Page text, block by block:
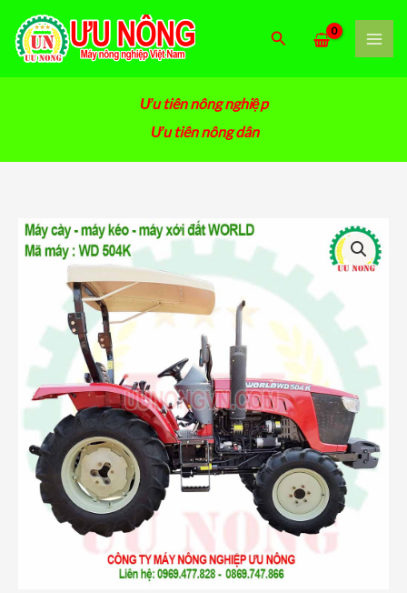
tới
nội
dung
Tìm
Ưu tiên nông nghiệp
Ưu tiên nông dân